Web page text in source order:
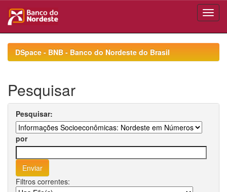
navigationDSpace - BNB - Banco do Nordeste do Brasil
Pesquisar
Pesquisar:
por
Filtros correntes: